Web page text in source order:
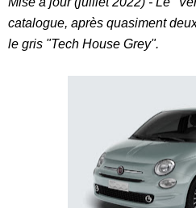
catalogue, après quasiment
le gris "Tech House Grey".